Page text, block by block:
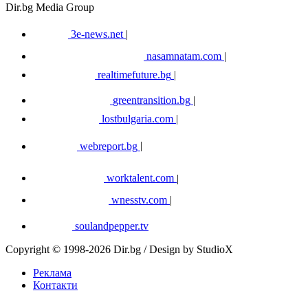
Dir.bg Media Group
3e-news.net |
nasamnatam.com |
realtimefuture.bg |
greentransition.bg |
lostbulgaria.com |
webreport.bg
worktalent.com |
wnesstv.com |
soulandpepper.tv
Copyright © 1998-2026 Dir.bg / Design by StudioX
Реклама
Контакти